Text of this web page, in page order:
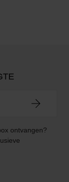
ontvangen?